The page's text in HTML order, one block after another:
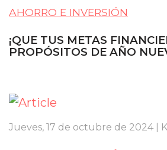
AHORRO E INVERSIÓN
¡QUE TUS METAS
PROPÓSITOS DE AÑO
Jueves, 17 de octubre de 2024 |